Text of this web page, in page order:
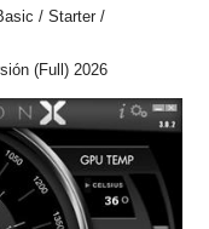
/ Starter /
(Full) 2026